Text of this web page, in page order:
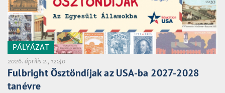
PÁLYÁZAT
2026. április 2., 12:40
Fulbright Ösztöndíjak az USA-ba 2027-2028
tanévre